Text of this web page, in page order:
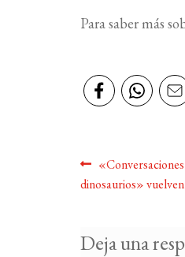
Para saber más
de
entradas
Anterior:
dinosaurios»
Deja una